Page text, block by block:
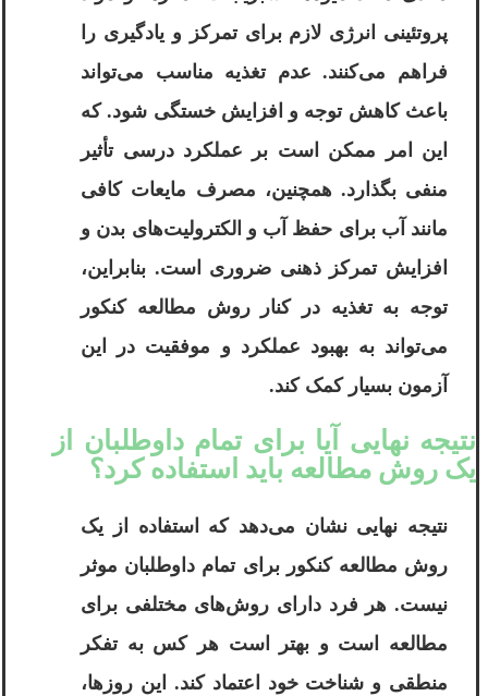
پروتئینی انرژی لازم برای تمرکز و یادگیری را
فراهم می‌کنند. عدم تغذیه مناسب می‌تواند
باعث کاهش توجه و افزایش خستگی شود. که
این امر ممکن است بر عملکرد درسی تأثیر
منفی بگذارد. همچنین، مصرف مایعات کافی
مانند آب برای حفظ آب و الکترولیت‌های بدن و
افزایش تمرکز ذهنی ضروری است. بنابراین،
توجه به تغذیه در کنار روش مطالعه کنکور
می‌تواند به بهبود عملکرد و موفقیت در این
آزمون بسیار کمک کند.
نتیجه نهایی آیا برای تمام داوطلبان از
یک روش مطالعه باید استفاده کرد؟
نتیجه نهایی نشان می‌دهد که استفاده از یک
روش مطالعه کنکور برای تمام داوطلبان موثر
نیست. هر فرد دارای روش‌های مختلفی برای
مطالعه است و بهتر است هر کس به تفکر
منطقی و شناخت خود اعتماد کند. این روزها،